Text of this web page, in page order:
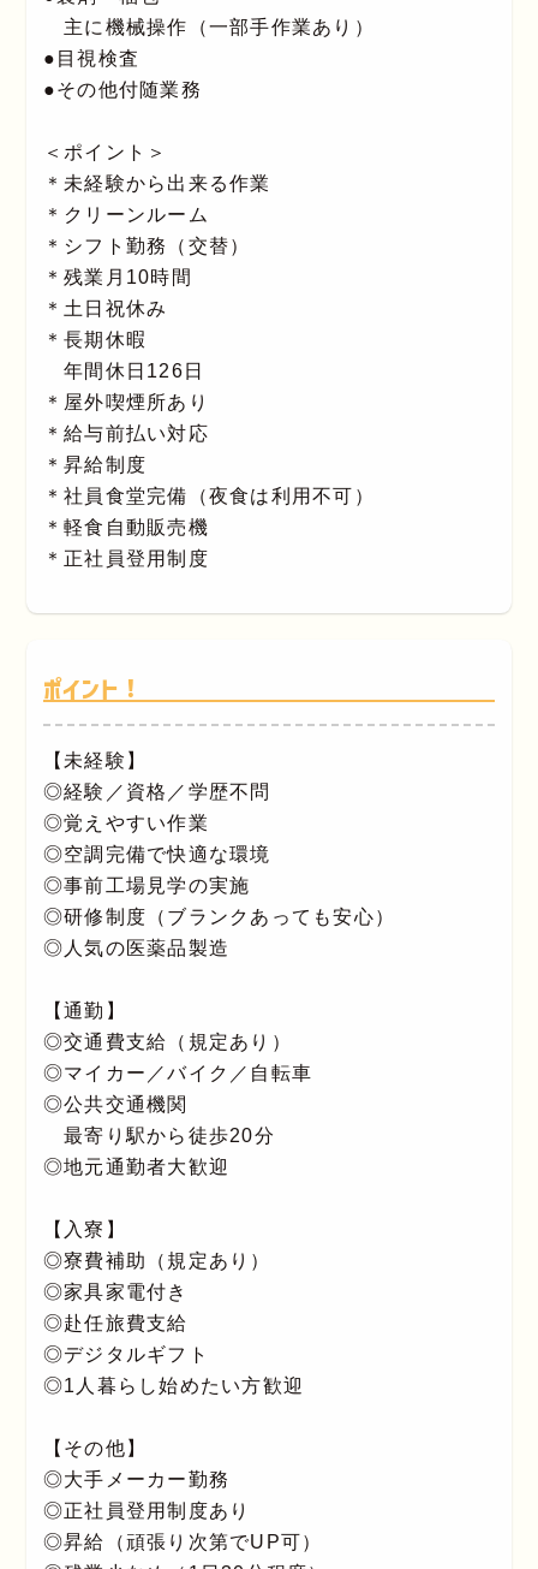
主に機械操作（一部手作業あり）
●目視検査
●その他付随業務
＜ポイント＞
＊未経験から出来る作業
＊クリーンルーム
＊シフト勤務（交替）
＊残業月10時間
＊土日祝休み
＊長期休暇
年間休日126日
＊屋外喫煙所あり
＊給与前払い対応
＊昇給制度
＊社員食堂完備（夜食は利用不可）
＊軽食自動販売機
＊正社員登用制度
ポイント！
【未経験】
◎経験／資格／学歴不問
◎覚えやすい作業
◎空調完備で快適な環境
◎事前工場見学の実施
◎研修制度（ブランクあっても安心）
◎人気の医薬品製造
【通勤】
◎交通費支給（規定あり）
◎マイカー／バイク／自転車
◎公共交通機関
最寄り駅から徒歩20分
◎地元通勤者大歓迎
【入寮】
◎寮費補助（規定あり）
◎家具家電付き
◎赴任旅費支給
◎デジタルギフト
◎1人暮らし始めたい方歓迎
【その他】
◎大手メーカー勤務
◎正社員登用制度あり
◎昇給（頑張り次第でUP可）